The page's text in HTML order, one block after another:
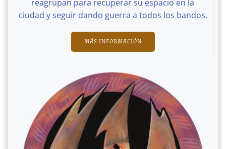
reagrupan para recuperar su espacio en la
ciudad y seguir dando guerra a todos los bandos.
MÁS INFORMACIÓN